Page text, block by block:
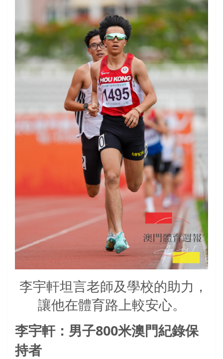
李宇軒坦言老師及學校的助力，
讓他在體育路上較安心。
李宇軒：男子800米澳門紀錄保
持者